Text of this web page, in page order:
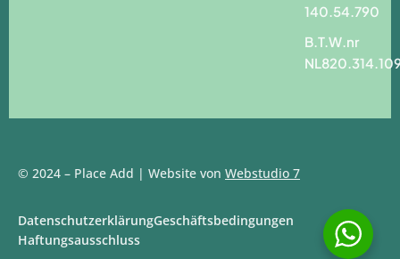
140.54.790
B.T.W.nr
© 2024 – Place Add | Website von Webstudio 7
DatenschutzerklärungGeschäftsbedingungen
Haftungsausschluss